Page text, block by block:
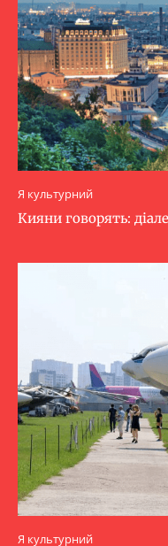
Я культурний
Кияни говорять:
Я культурний